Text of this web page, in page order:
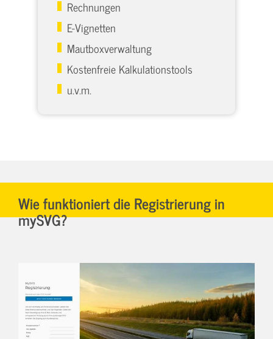
Rechnungen
E-Vignetten
Mautboxverwaltung
Kostenfreie Kalkulationstools
u.v.m.
Wie funktioniert die Registrierung in
mySVG?